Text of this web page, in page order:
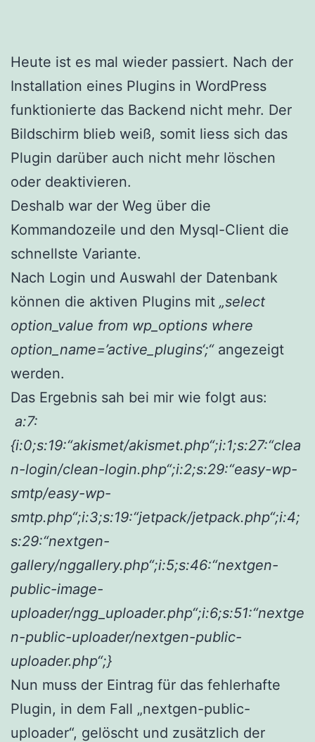
Heute ist es mal wieder passiert. Nach der
Installation eines Plugins in WordPress
funktionierte das Backend nicht mehr. Der
Bildschirm blieb weiß, somit liess sich das
Plugin darüber auch nicht mehr löschen
oder deaktivieren.
Deshalb war der Weg über die
Kommandozeile und den Mysql-Client die
schnellste Variante.
Nach Login und Auswahl der Datenbank
können die aktiven Plugins mit „select
option_value from wp_options where
option_name=’active_plugins‘;“ angezeigt
werden.
Das Ergebnis sah bei mir wie folgt aus:
a:7:
{i:0;s:19:“akismet/akismet.php“;i:1;s:27:“clea
n-login/clean-login.php“;i:2;s:29:“easy-wp-
smtp/easy-wp-
smtp.php“;i:3;s:19:“jetpack/jetpack.php“;i:4;
s:29:“nextgen-
gallery/nggallery.php“;i:5;s:46:“nextgen-
public-image-
uploader/ngg_uploader.php“;i:6;s:51:“nextge
n-public-uploader/nextgen-public-
uploader.php“;}
Nun muss der Eintrag für das fehlerhafte
Plugin, in dem Fall „nextgen-public-
uploader“, gelöscht und zusätzlich der